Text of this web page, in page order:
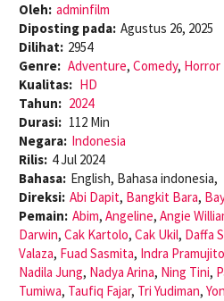
Oleh: adminfilm
Diposting pada: Agustus 26, 2025
Dilihat: 2954
Genre: Adventure, Comedy, Horror
Kualitas: HD
Tahun: 2024
Durasi: 112 Min
Negara: Indonesia
Rilis: 4 Jul 2024
Bahasa: English, Bahasa indonesia,
Direksi: Abi Dapit, Bangkit Bara,
Pemain: Abim, Angeline, Angie
Darwin, Cak Kartolo, Cak Ukil, Daffa
Valaza, Fuad Sasmita, Indra Pramujito
Nadila Jung, Nadya Arina, Ning Tini,
Tumiwa, Taufiq Fajar, Tri Yudiman,